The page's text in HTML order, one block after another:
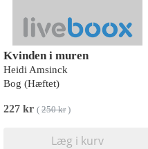
Kvinden i muren
Heidi Amsinck
Bog (Hæftet)
227 kr ( 250 kr)
Læg i kurv